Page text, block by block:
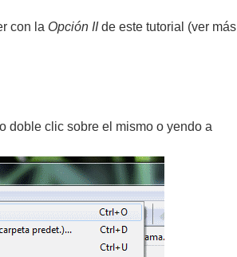
con la Opción IIde este tutorial (ver más
doble clic sobre el mismo o yendo a